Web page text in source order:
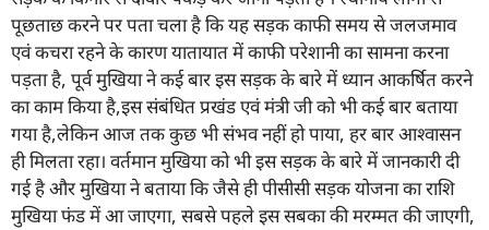
पूछताछ करने पर पता चला है कि यह सड़क काफी समय से जलजमाव
एवं कचरा रहने के कारण यातायात में काफी परेशानी का सामना करना
पड़ता है, पूर्व मुखिया ने कई बार इस सड़क के बारे में ध्यान आकर्षित करने
का काम किया है,इस संबंधित प्रखंड एवं मंत्री जी को भी कई बार बताया
गया है,लेकिन आज तक कुछ भी संभव नहीं हो पाया, हर बार आश्वासन
ही मिलता रहा। वर्तमान मुखिया को भी इस सड़क के बारे में जानकारी दी
गई है और मुखिया ने बताया कि जैसे ही पीसीसी सड़क योजना का राशि
मुखिया फंड में आ जाएगा, सबसे पहले इस सबका की मरम्मत की जाएगी,